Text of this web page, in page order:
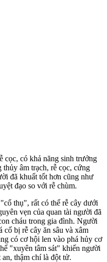
cọc, có khả năng sinh trưởng
âm trạch, rễ cọc, cứng
đã khuất tốt hơn cũng như
đạo so với rễ chùm.
thụ", rất có thể rễ cây dưới
vẹn của quan tài người đã
cháu trong gia đình. Người
bị rễ cây ăn sâu và xâm
có cơ hội len vào phá hủy cơ
"xuyên tâm sát" khiến người
an, thậm chí là đột tử.